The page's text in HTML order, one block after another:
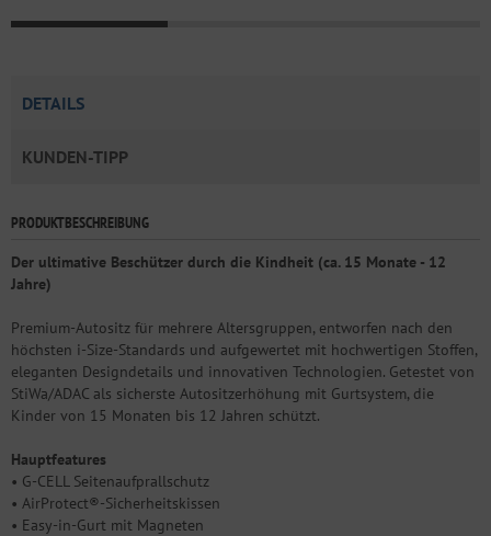
DETAILS
KUNDEN-TIPP
PRODUKTBESCHREIBUNG
Der ultimative Beschützer durch die Kindheit (ca. 15 Monate - 12
Jahre)
Premium-Autositz für mehrere Altersgruppen, entworfen nach den
höchsten i-Size-Standards und aufgewertet mit hochwertigen Stoffen,
eleganten Designdetails und innovativen Technologien. Getestet von
StiWa/ADAC als sicherste Autositzerhöhung mit Gurtsystem, die
Kinder von 15 Monaten bis 12 Jahren schützt.
Hauptfeatures
• G-CELL Seitenaufprallschutz
• AirProtect®-Sicherheitskissen
• Easy-in-Gurt mit Magneten